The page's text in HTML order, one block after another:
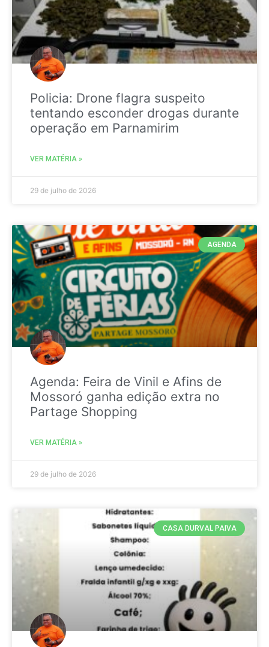
Policia: Drone flagra suspeito
tentando esconder drogas durante
operação em Parnamirim
VER MATÉRIA »
29 de julho de 2026
AGENDA
Agenda: Feira de Vinil e Afins de
Mossoró ganha edição extra no
Partage Shopping
VER MATÉRIA »
29 de julho de 2026
CASA DURVAL PAIVA